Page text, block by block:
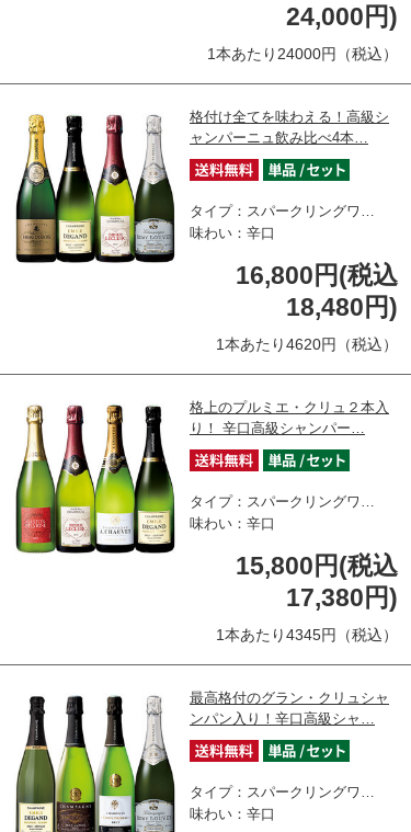
24,000円)
1本あたり24000円（税込）
格付け全てを味わえる！高級シ
ャンパーニュ飲み比べ4本…
タイプ：スパークリングワ…
味わい：辛口
16,800円(税込
18,480円)
1本あたり4620円（税込）
格上のプルミエ・クリュ２本入
り！ 辛口高級シャンパー…
タイプ：スパークリングワ…
味わい：辛口
15,800円(税込
17,380円)
1本あたり4345円（税込）
最高格付のグラン・クリュシャ
ンパン入り！辛口高級シャ…
タイプ：スパークリングワ…
味わい：辛口